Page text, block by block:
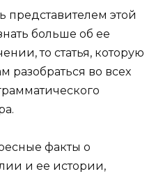
представителем этой
больше об ее
то статья, которую
разобраться во всех
факты о
и ее истории,